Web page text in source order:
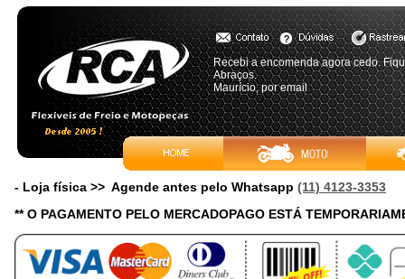
Recebi a encomenda agora cedo.
Abraços.
Maurício, por email
- Loja física >> Agende antes pelo Whatsapp (11) 4123-3353
** O PAGAMENTO PELO MERCADOPAGO ESTÁ